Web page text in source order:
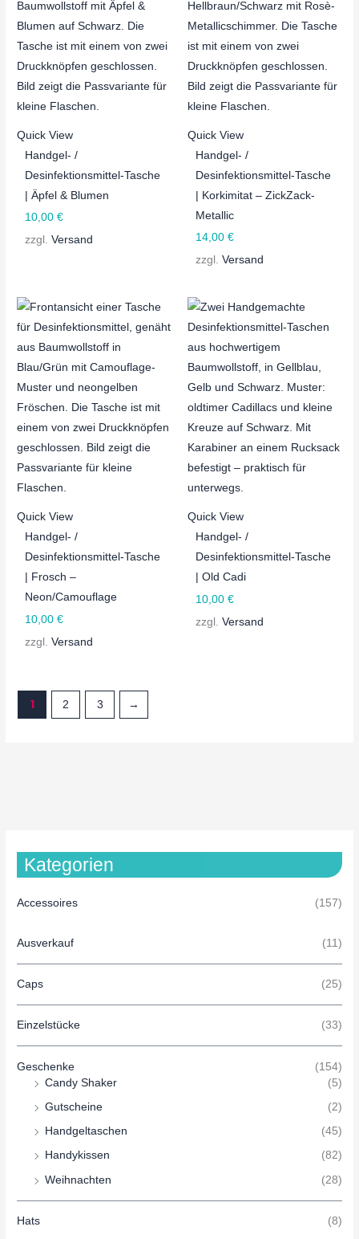
Kategorien
Accessoires (157)
Ausverkauf (11)
Caps (25)
Einzelstücke (33)
Geschenke
(154)
Candy Shaker
(5)
Gutscheine (2)
Handgeltaschen (45)
Handykissen (82)
Weihnachten (28)
Hats (8)
Quick View
Handgel- /
Desinfektionsmittel-Tasche
| Äpfel & Blumen
10,00€
zzgl.Versand
Quick View
Handgel- /
Desinfektionsmittel-Tasche
| Korkimitat – ZickZack-
Metallic
14,00 €
zzgl. Versand
Quick View
Handgel- /
Desinfektionsmittel-Tasche
| Frosch –
Neon/Camouflage
10,00€
zzgl.Versand
Quick View
Handgel- /
Desinfektionsmittel-Tasche
| Old Cadi
10,00 €
zzgl. Versand
1 2 3 →